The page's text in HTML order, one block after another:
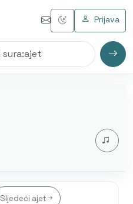
Prijava
Sljedeći ajet